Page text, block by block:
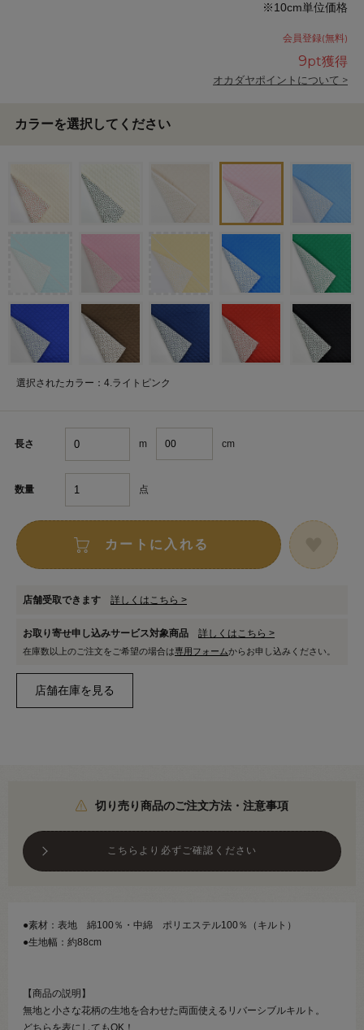
※10cm単位価格
会員登録(無料)
9pt獲得
オカダヤポイントについて >
カラーを選択してください
選択されたカラー：4.ライトピンク
長さ m cm
数量 点
カートに入れる
店舗受取できます 詳しくはこちら >
お取り寄せ申し込みサービス対象商品 詳しくはこちら >
在庫数以上のご注文をご希望の場合は専用フォームからお申し込みください。
切り売り商品のご注文方法・注意事項
こちらより必ずご確認ください
●素材：表地 綿100％・中綿 ポリエステル100％（キルト）
●生地幅：約88cm
【商品の説明】
無地と小さな花柄の生地を合わせた両面使えるリバーシブルキルト。
どちらを表にしてもOK！